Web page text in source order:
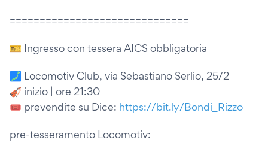
==============================
🎫 Ingresso con tessera AICS obbligatoria
🗾 Locomotiv Club, via Sebastiano Serlio, 25/2
🎻 inizio | ore 21:30
🎟 prevendite su Dice: https://bit.ly/Bondi_Rizzo
pre-tesseramento Locomotiv: